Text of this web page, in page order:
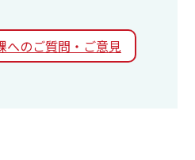
へのご質問・ご意見